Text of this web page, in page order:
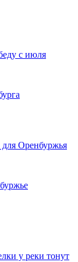
с июля
Оренбуржья
у реки тонут